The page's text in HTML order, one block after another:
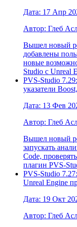
Дата: 17 Апр
Автор: Глеб
Вышел новый
добавлены
новые
Studio с Unreal
PVS-Studio
указатели
Дата: 13 Фев
Автор: Глеб
Вышел новый
запускать
Code,
плагин PVS-
PVS-Studio
Unreal Engine
Дата: 19 Окт
Автор: Глеб